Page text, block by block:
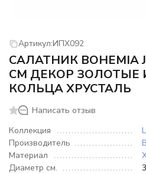
Артикул:ИПХ092
САЛАТНИК BOHEMIA
СМ ДЕКОР ЗОЛОТЫЕ
КОЛЬЦА ХРУСТАЛЬ
Написать отзыв
Коллекция
Производитель
Материал
Диаметр см.